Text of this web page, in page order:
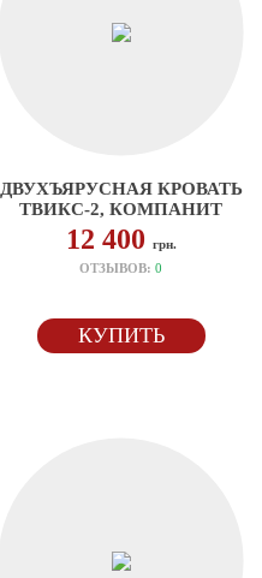
ДВУХЪЯРУСНАЯ КРОВАТЬ
ТВИКС-2, КОМПАНИТ
12 400 грн.
ОТЗЫВОВ:0
КУПИТЬ